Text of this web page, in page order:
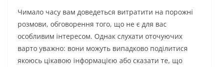
Чимало часу вам доведеться витратити на порожні
розмови, обговорення того, що не є для вас
особливим інтересом. Однак слухати оточуючих
варто уважно: вони можуть випадково поділитися
якоюсь цікавою інформацією або сказати те, що